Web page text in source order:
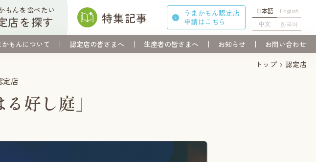
もんを食べたい
店を探す 特集記事
うまかもん認定店
申請はこちら
日本語
English
中文
한국어
かもんについて 認定店の皆さまへ 生産者の皆さまへ お知らせ お問い合わせ
トップ 認定店
定店
好し庭」